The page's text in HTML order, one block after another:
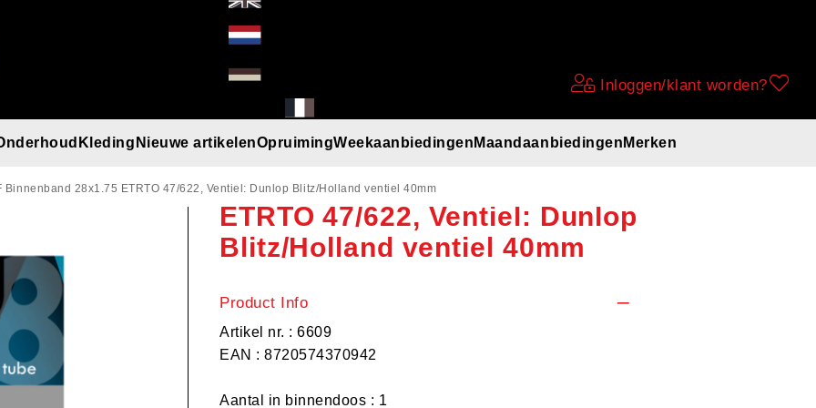
Inloggen/klant worden?
Kleding
Handschoenen
Helmen
Mutsen
Paraplu
Regenkleding
T-Shirt/Truien/Bodywarmers
Zonnebrillen
Nieuwe artikelenOpruimingWeekaanbiedingen Maandaanbiedingen Merken
Binnenband 28x1.75 ETRTO 47/622, Ventiel: Dunlop Blitz/Holland ventiel 40mm
WOLFF Binnenband 28x1.75
ETRTO 47/622, Ventiel: Dunlop
Blitz/Holland ventiel 40mm
Product Info
Artikel nr. : 6609
EAN : 8720574370942
Aantal in binnendoos : 1